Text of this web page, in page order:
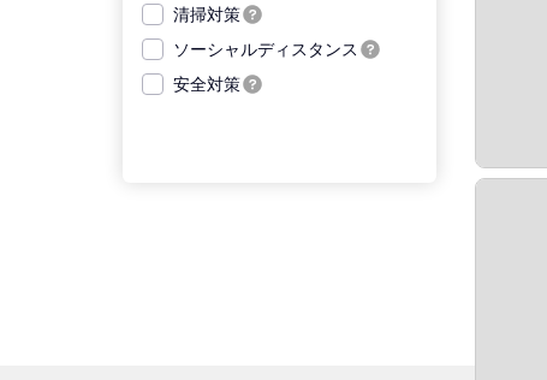
清掃対策
ソーシャルディスタンス
安全対策